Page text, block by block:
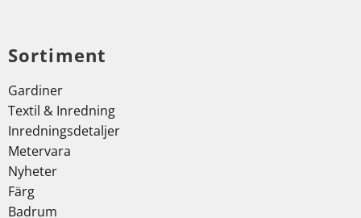
Sortiment
Gardiner
Textil & Inredning
Inredningsdetaljer
Metervara
Nyheter
Färg
Badrum